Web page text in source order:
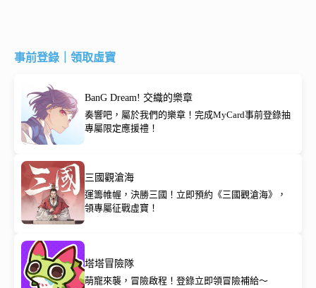
事前登錄｜領取虛寶
BanG Dream! 交織的樂章
奏響吧，屬於我們的樂章！完成MyCard事前登錄抽
專屬限定應援禮！
三國觀滄海
運籌帷幄，決勝三國！立即預約《三國觀滄海》，
領專屬征戰虛寶！
塔塔冒險隊
萌寵來襲，冒險啟程！登錄立即領冒險補給～